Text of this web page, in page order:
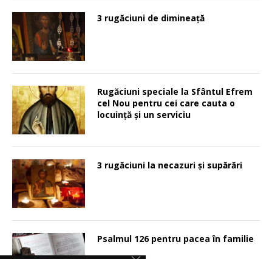
3 rugăciuni de dimineață
Rugăciuni speciale la Sfântul Efrem
cel Nou pentru cei care cauta o
locuinţă şi un serviciu
3 rugăciuni la necazuri și supărări
Psalmul 126 pentru pacea în familie